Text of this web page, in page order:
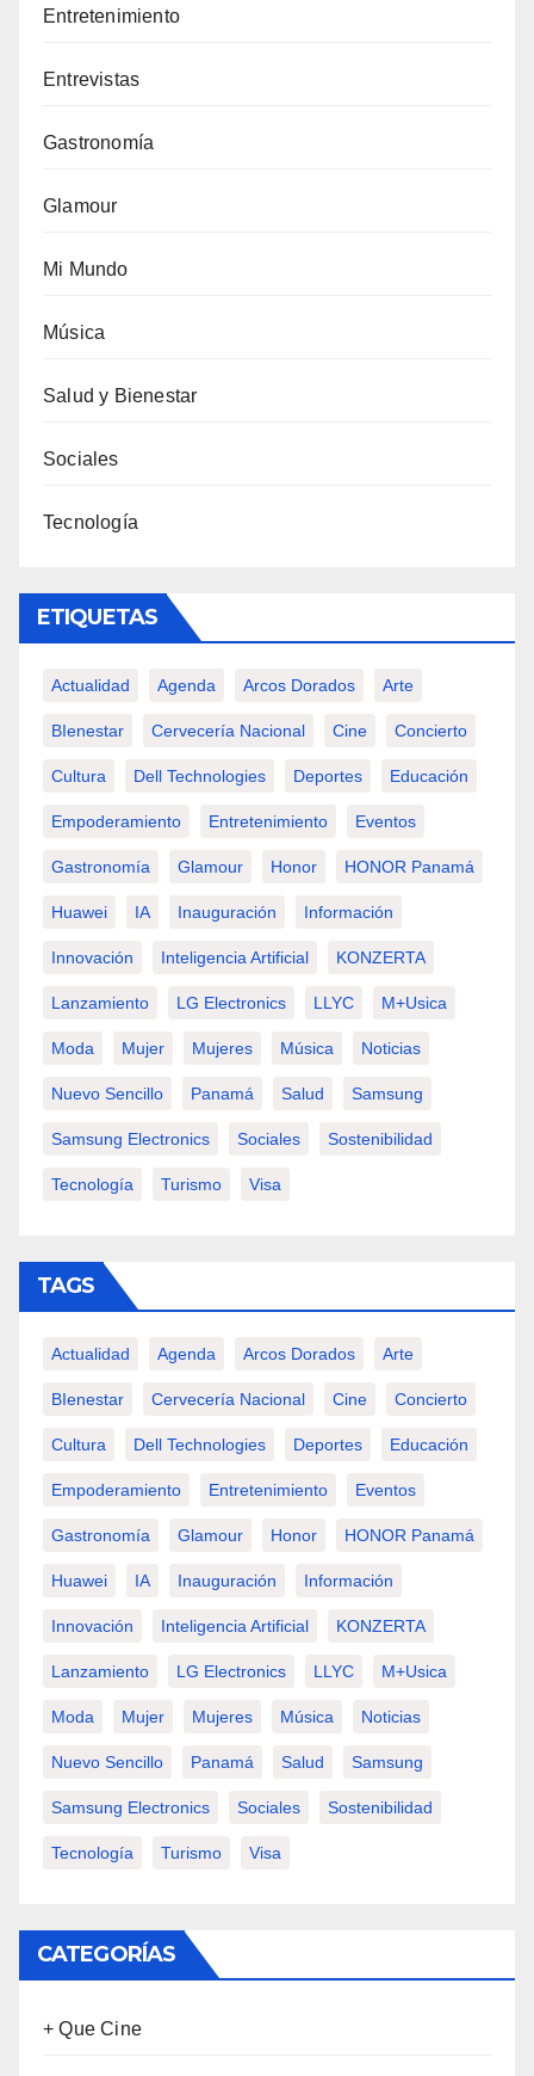
Entretenimiento
Entrevistas
Gastronomía
Glamour
Mi Mundo
Música
Salud y Bienestar
Sociales
Tecnología
ETIQUETAS
Actualidad Agenda Arcos Dorados Arte
BIenestar Cervecería Nacional Cine Concierto
Cultura Dell Technologies Deportes Educación
Empoderamiento Entretenimiento Eventos
Gastronomía Glamour Honor HONOR Panamá
Huawei IA Inauguración Información
Innovación Inteligencia Artificial KONZERTA
Lanzamiento LG Electronics LLYC M+usica
Moda Mujer Mujeres Música Noticias
Nuevo Sencillo Panamá Salud Samsung
Samsung Electronics Sociales Sostenibilidad
Tecnología Turismo Visa
TAGS
Actualidad Agenda Arcos Dorados Arte
BIenestar Cervecería Nacional Cine Concierto
Cultura Dell Technologies Deportes Educación
Empoderamiento Entretenimiento Eventos
Gastronomía Glamour Honor HONOR Panamá
Huawei IA Inauguración Información
Innovación Inteligencia Artificial KONZERTA
Lanzamiento LG Electronics LLYC M+usica
Moda Mujer Mujeres Música Noticias
Nuevo Sencillo Panamá Salud Samsung
Samsung Electronics Sociales Sostenibilidad
Tecnología Turismo Visa
CATEGORÍAS
+ Que Cine